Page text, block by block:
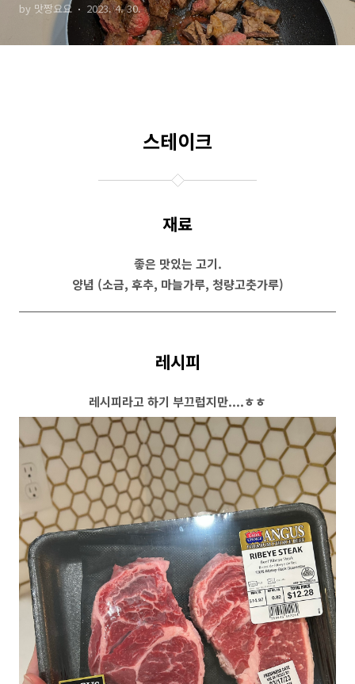
by 맛짱요요 2023. 4. 30.
스테이크
재료
좋은 맛있는 고기.
양념 (소금, 후추, 마늘가루, 청량고춧가루)
레시피
레시피라고 하기 부끄럽지만....ㅎㅎ